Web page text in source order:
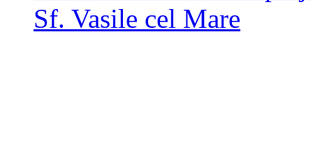
Sf. Vasile cel Mare